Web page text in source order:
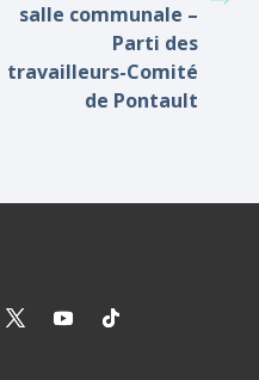
salle communale –
Parti des
travailleurs-Comité
de Pontault